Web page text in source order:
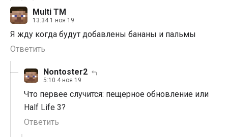
Multi TM
13:34 1 ноя 19
Я жду когда будут добавлены бананы и пальмы
Ответить
Nontoster2
5:10 4 ноя 19
Что первее случится: пещерное обновление или
Half Life 3?
Ответить